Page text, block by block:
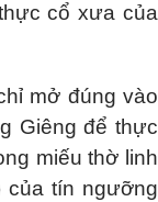
cổ xưa của
mở đúng vào
Giêng để thực
miếu thờ linh
của tín ngưỡng